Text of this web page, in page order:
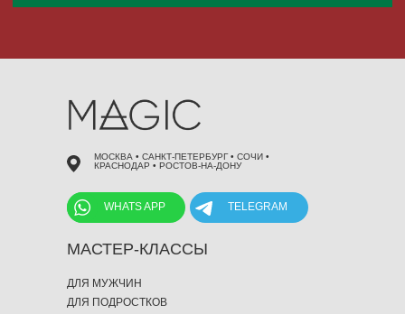
TELEGRAM
МАСТЕР-КЛАССЫ
WHATS APP
МОСКВА • САНКТ-ПЕТЕРБУРГ • СОЧИ •
КРАСНОДАР • РОСТОВ-НА-ДОНУ
ДЛЯ МУЖЧИН
ДЛЯ ПОДРОСТКОВ